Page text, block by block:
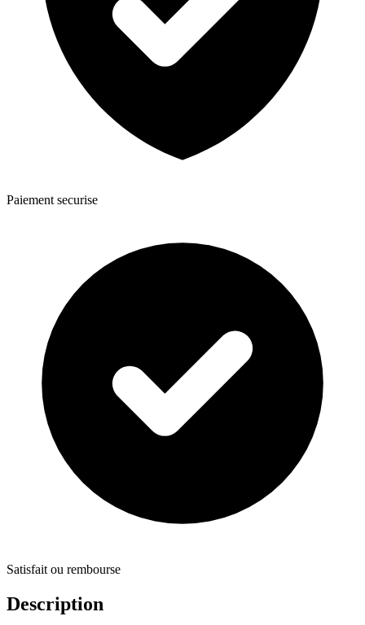
Paiement securise
Satisfait ou rembourse
Description